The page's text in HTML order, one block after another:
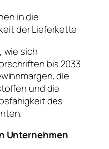
in die
der Lieferkette
wie sich
bis 2033
die
und die
des
Unternehmen